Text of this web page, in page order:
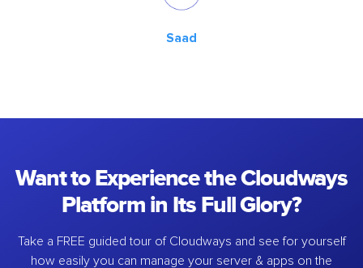
Saad
Want to Experience the Cloudways
Platform in Its Full Glory?
Take a FREE guided tour of Cloudways and see for yourself
how easily you can manage your server & apps on the